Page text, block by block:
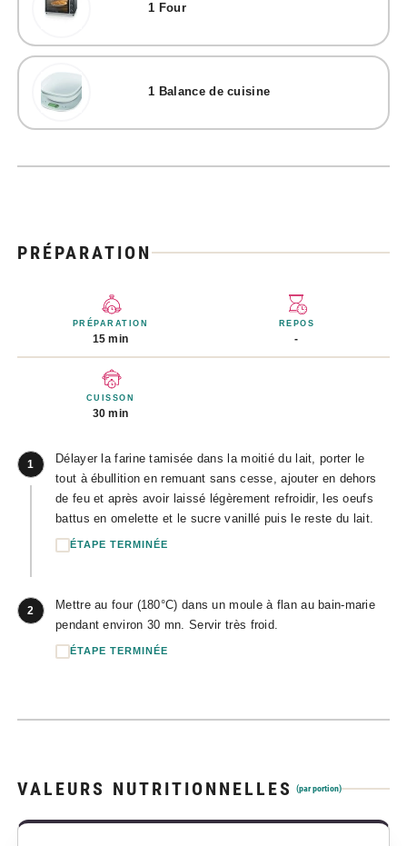
1 Four
1 Balance de cuisine
PRÉPARATION
PRÉPARATION
15 min
REPOS
-
CUISSON
30 min
1
Délayer la farine tamisée dans la moitié du lait, porter le
tout à ébullition en remuant sans cesse, ajouter en dehors
de feu et après avoir laissé légèrement refroidir, les oeufs
battus en omelette et le sucre vanillé puis le reste du lait.
ÉTAPE TERMINÉE
2
Mettre au four (180°C) dans un moule à flan au bain-marie
pendant environ 30 mn. Servir très froid.
ÉTAPE TERMINÉE
VALEURS NUTRITIONNELLES (par portion)